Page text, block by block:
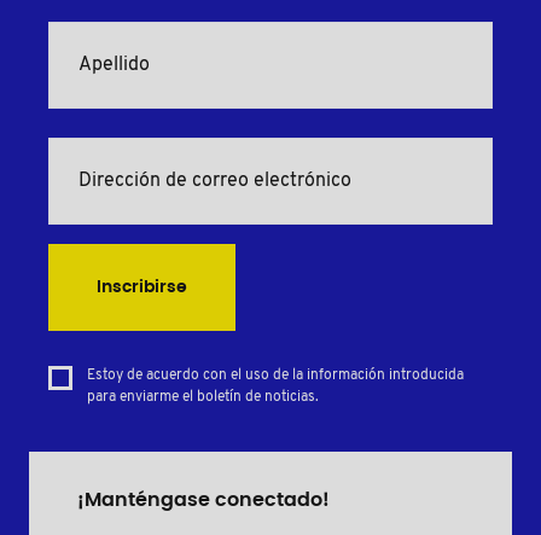
Inscribirse
Estoy de acuerdo con el uso de la información introducida
para enviarme el boletín de noticias.
¡Manténgase conectado!